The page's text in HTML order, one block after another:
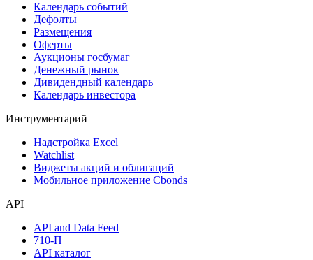
Календарь событий
Дефолты
Размещения
Оферты
Аукционы госбумаг
Денежный рынок
Дивидендный календарь
Календарь инвестора
Инструментарий
Надстройка Excel
Watchlist
Виджеты акций и облигаций
Мобильное приложение Cbonds
API
API and Data Feed
710-П
API каталог